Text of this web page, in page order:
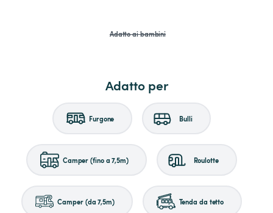
Adatto ai bambini
Adatto per
Furgone Bulli
Camper (fino a 7,5m) Roulotte
Camper (da 7,5m) Tenda da tetto